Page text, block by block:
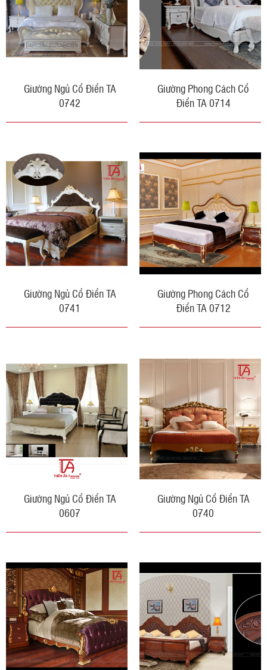
Giường Ngủ Cổ Điển TA
0742
Giường Phong Cách Cổ
Điển TA 0714
Giường Ngủ Cổ Điển TA
0741
Giường Phong Cách Cổ
Điển TA 0712
Giường Ngủ Cổ Điển TA
0607
Giường Ngủ Cổ Điển TA
0740